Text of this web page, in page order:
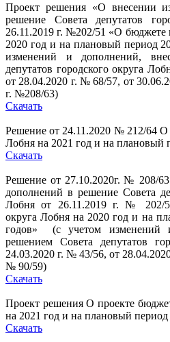
Проект решения «О внесении
решение Совета депутатов
26.11.2019 г. №202/51 «О бюджете
2020 год и на плановый период
изменений и дополнений,
депутатов городского округа
от 28.04.2020 г. № 68/57, от
г. №208/63)
Скачать
Решение от 24.11.2020 № 212/64 О
Лобня на 2021 год и на плановый
Скачать
Решение от 27.10.2020г. № 208/
дополнений в решение Совета
Лобня от 26.11.2019 г. № 202/
округа Лобня на 2020 год и на
годов» (с учетом изменений
решением Совета депутатов
24.03.2020 г. № 43/56, от
№ 90/59)
Скачать
Проект решения О проекте
на 2021 год и на плановый период
Скачать